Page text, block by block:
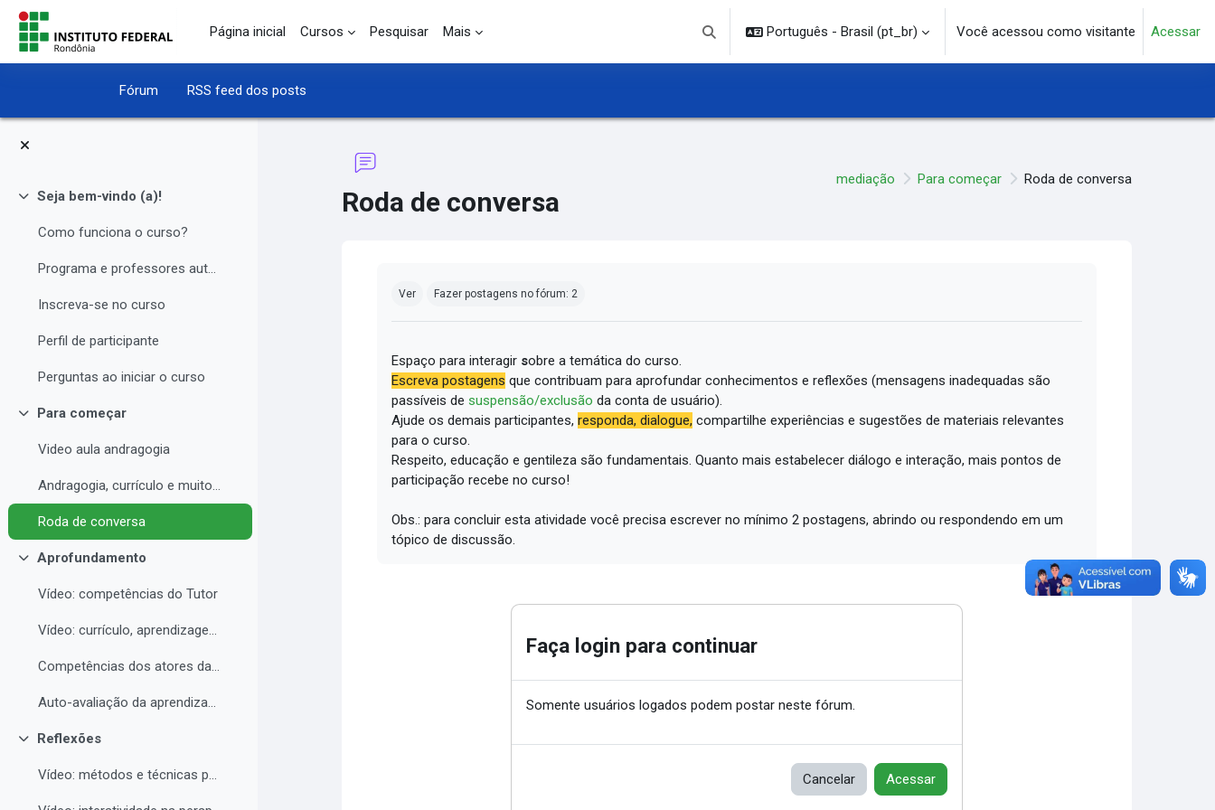
Ir para o conteúdo principal
Página inicial
Cursos Pesquisar Mais
Alternar entrada de pesquisa
Português - Brasil ‎(pt_br)‎ Você acessou como visitante Acessar
Fórum RSS feed dos posts
Contrair
Seja bem-vindo (a)!
Como funciona o curso?
Programa e professores autores
Inscreva-se no curso
Perfil de participante
Perguntas ao iniciar o curso
Contrair
Para começar
Video aula andragogia
Andragogia, currículo e muito mais
Roda de conversa
Contrair
Aprofundamento
Vídeo: competências do Tutor
Vídeo: currículo, aprendizagem e docência para EAD
Competências dos atores da educação a distância professor, tutor e aluno
Auto-avaliação da aprendizagem
Contrair
Reflexões
Vídeo: métodos e técnicas para EAD
Roda de conversa
mediação Para começar Roda de conversa
Ver Fazer postagens no fórum: 2
Espaço para interagir sobre a temática do curso.
Escreva postagens que contribuam para aprofundar conhecimentos e reflexões (mensagens inadequadas são
passíveis desuspensão/exclusão da conta de usuário).
Ajude os demais participantes,responda, dialogue, compartilhe experiências e sugestões de materiais relevantes
para o curso.
Respeito, educação e gentileza são fundamentais.Quanto mais estabelecer diálogo e interação, mais pontos de
participação recebe no curso!
Obs.: para concluir esta atividade você precisa escrever no mínimo 2 postagens, abrindo ou respondendo em um
tópico de discussão.
Faça login para continuar
Somente usuários logados podem postar neste fórum.
Cancelar Acessar